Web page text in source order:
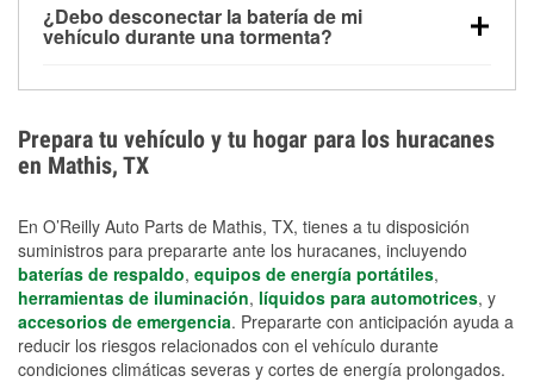
días después de la exposición.
para aplicaciones de ciclo profundo porque son
selladas, resistentes a las vibraciones y más
¿Debo desconectar la batería de mi
vehículo durante una tormenta?
los daños por inundación. Evitar el agua estancada y
preparar opciones de carga de respaldo son
medidas de protección más efectivas.
Prepara tu vehículo y tu hogar para los huracanes
en Mathis, TX
En O’Reilly Auto Parts de Mathis, TX, tienes a tu disposición
suministros para prepararte ante los huracanes, incluyendo
baterías de respaldo, equipos de energía portátiles,
herramientas de iluminación, líquidos para automotrices, y
accesorios de emergencia. Prepararte con anticipación ayuda a
reducir los riesgos relacionados con el vehículo durante
condiciones climáticas severas y cortes de energía prolongados.